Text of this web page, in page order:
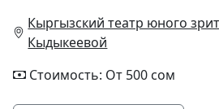
Кыргызский театр юного
Кыдыкеевой
Стоимость: От 500 сом